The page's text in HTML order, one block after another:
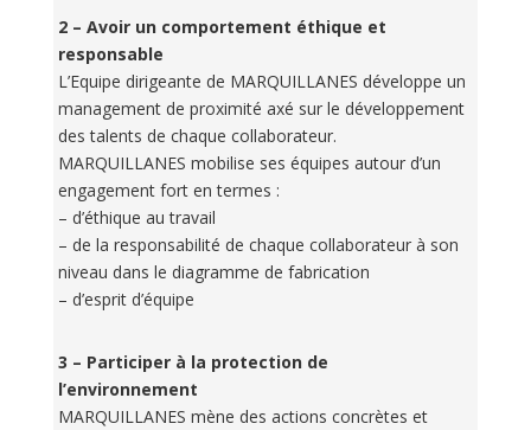
2 – Avoir un comportement éthique et
responsable
L’Equipe dirigeante de MARQUILLANES développe un
management de proximité axé sur le développement
des talents de chaque collaborateur.
MARQUILLANES mobilise ses équipes autour d’un
engagement fort en termes :
– d’éthique au travail
– de la responsabilité de chaque collaborateur à son
niveau dans le diagramme de fabrication
– d’esprit d’équipe
3 – Participer à la protection de
l’environnement
MARQUILLANES mène des actions concrètes et